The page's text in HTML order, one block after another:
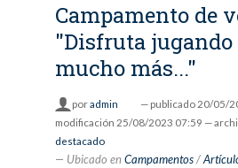
Campamento de
"Disfruta jugando
mucho más..."
poradmin — publicado 20/05/
modificación 25/08/2023 07:59 —
destacado
Ubicado en Campamentos /